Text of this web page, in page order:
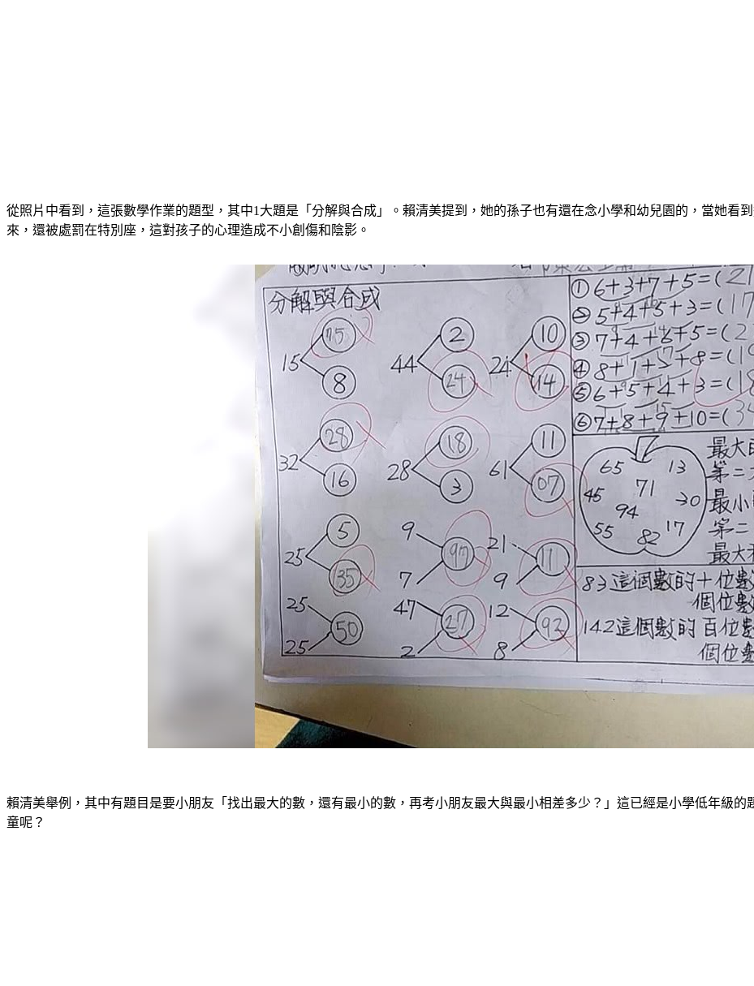
從照片中看到，這張數學作業的題型，其中1大題是「分解與合成」。賴清美提到，她的孫子也有還在念小學和幼兒園的，當她看
來，還被處罰在特別座，這對孩子的心理造成不小創傷和陰影。
賴清美舉例，其中有題目是要小朋友「找出最大的數，還有最小的數，再考小朋友最大與最小相差多少？」這已經是小學低年級
童呢？